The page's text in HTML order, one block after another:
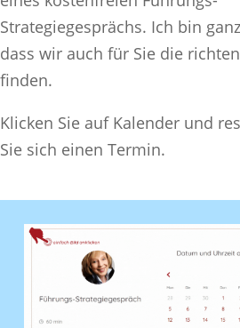
Strategiegesprächs. Ich bin
dass wir auch für Sie die
finden.
Klicken Sie auf Kalender und
Sie sich einen Termin.